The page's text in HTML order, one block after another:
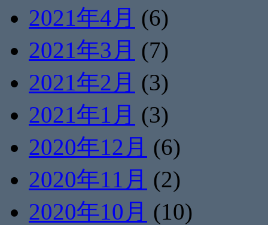
2021年4月 (6)
2021年3月 (7)
2021年2月 (3)
2021年1月 (3)
2020年12月 (6)
2020年11月 (2)
2020年10月 (10)